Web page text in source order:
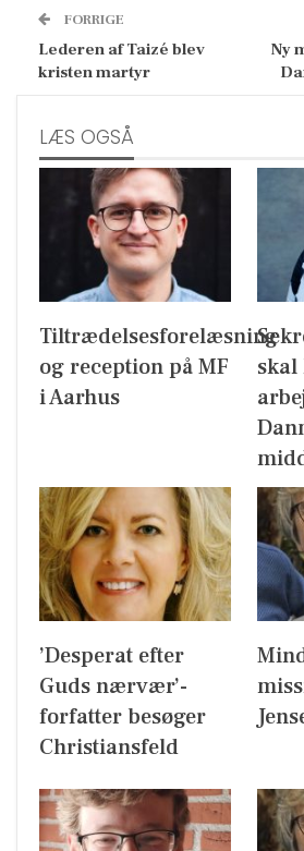
FORRIGE
Lederen af Taizé blev
kristen martyr
Ny
LÆS OGSÅ
Tiltrædelsesforelæsning
og reception på MF
i Aarhus
’Desperat efter
Guds nærvær’-
forfatter besøger
Christiansfeld